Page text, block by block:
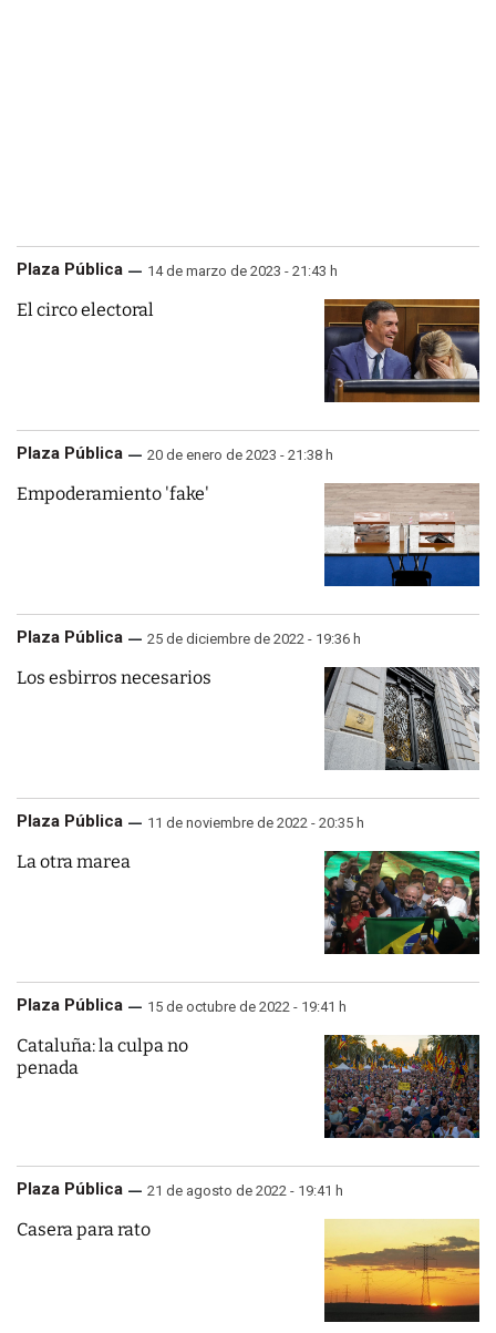
Plaza Pública 14 de marzo de 2023 - 21:43 h
El circo electoral
Plaza Pública 20 de enero de 2023 - 21:38 h
Empoderamiento 'fake'
Plaza Pública 25 de diciembre de 2022 - 19:36 h
Los esbirros necesarios
Plaza Pública 11 de noviembre de 2022 - 20:35 h
La otra marea
Plaza Pública 15 de octubre de 2022 - 19:41 h
Cataluña: la culpa no
penada
Plaza Pública 21 de agosto de 2022 - 19:41 h
Casera para rato